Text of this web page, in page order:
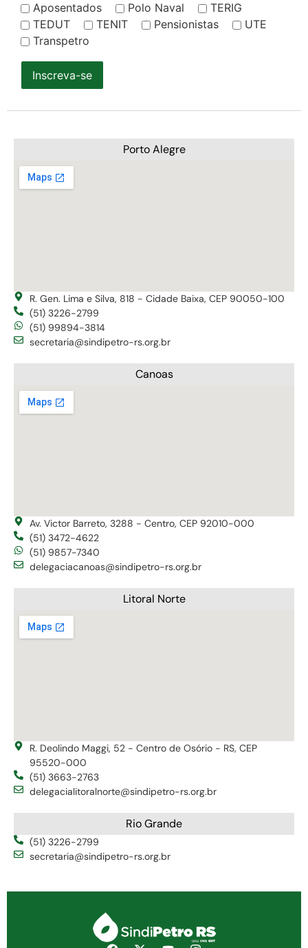
Aposentados
Polo Naval
TERIG
TEDUT
TENIT Pensionistas
UTE
Transpetro
Inscreva-se
Porto Alegre
R. Gen. Lima e Silva, 818 - Cidade Baixa, CEP 90050-100
(51) 3226-2799
(51) 99894-3814
secretaria@sindipetro-rs.org.br
Canoas
Av. Victor Barreto, 3288 - Centro, CEP 92010-000
(51) 3472-4622
(51) 9857-7340
delegaciacanoas@sindipetro-rs.org.br
Litoral Norte
R. Deolindo Maggi, 52 - Centro de Osório - RS, CEP
95520-000
(51) 3663-2763
delegacialitoralnorte@sindipetro-rs.org.br
Rio Grande
(51) 3226-2799
secretaria@sindipetro-rs.org.br